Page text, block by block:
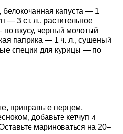
капуста — 1
— 3 ст. л., растительное
вкусу, черный молотый
паприка — 1 ч. л., сушеный
специи для курицы — по
приправьте перцем,
добавьте кетчуп и
мариноваться на 20–